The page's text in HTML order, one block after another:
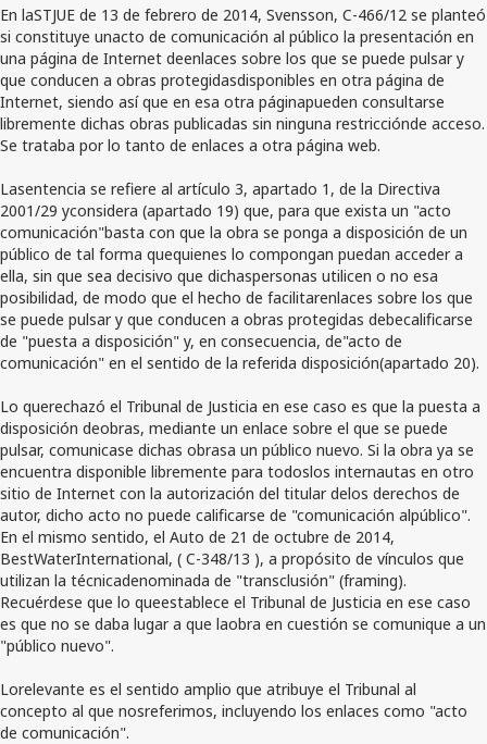
En laSTJUE de 13 de febrero de 2014, Svensson, C-466/12 se planteó
si constituye unacto de comunicación al público la presentación en
una página de Internet deenlaces sobre los que se puede pulsar y
que conducen a obras protegidasdisponibles en otra página de
Internet, siendo así que en esa otra páginapueden consultarse
libremente dichas obras publicadas sin ninguna restricciónde acceso.
Se trataba por lo tanto de enlaces a otra página web.
Lasentencia se refiere al artículo 3, apartado 1, de la Directiva
2001/29 yconsidera (apartado 19) que, para que exista un "acto
comunicación"basta con que la obra se ponga a disposición de un
público de tal forma quequienes lo compongan puedan acceder a
ella, sin que sea decisivo que dichaspersonas utilicen o no esa
posibilidad, de modo que el hecho de facilitarenlaces sobre los que
se puede pulsar y que conducen a obras protegidas debecalificarse
de "puesta a disposición" y, en consecuencia, de"acto de
comunicación" en el sentido de la referida disposición(apartado 20).
Lo querechazó el Tribunal de Justicia en ese caso es que la puesta a
disposición deobras, mediante un enlace sobre el que se puede
pulsar, comunicase dichas obrasa un público nuevo. Si la obra ya se
encuentra disponible libremente para todoslos internautas en otro
sitio de Internet con la autorización del titular delos derechos de
autor, dicho acto no puede calificarse de "comunicación alpúblico".
En el mismo sentido, el Auto de 21 de octubre de 2014,
BestWaterInternational, ( C-348/13 ), a propósito de vínculos que
utilizan la técnicadenominada de "transclusión" (framing).
Recuérdese que lo queestablece el Tribunal de Justicia en ese caso
es que no se daba lugar a que laobra en cuestión se comunique a un
"público nuevo".
Lorelevante es el sentido amplio que atribuye el Tribunal al
concepto al que nosreferimos, incluyendo los enlaces como "acto
de comunicación".